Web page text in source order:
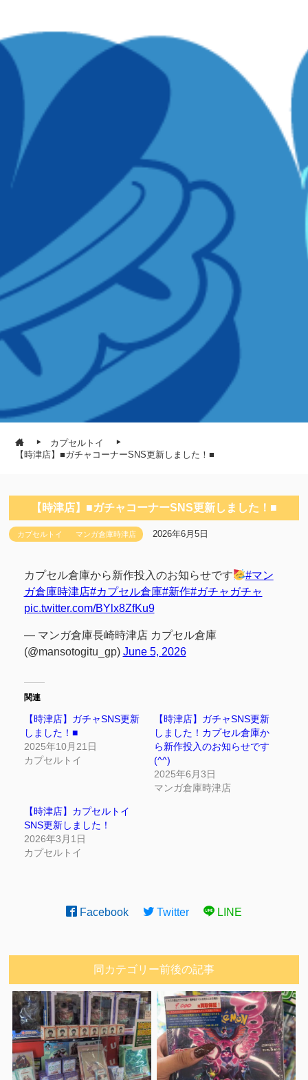
カプセルトイ
【時津店】■ガチャコーナーSNS更新しました！■
【時津店】■ガチャコーナーSNS更新しました！■
カプセルトイ マンガ倉庫時津店 2026年6月5日
カプセル倉庫から新作投入のお知らせです
#マン
ガ倉庫時津店#カプセル倉庫#新作#ガチャガチャ
pic.twitter.com/BYlx8ZfKu9
— マンガ倉庫長崎時津店 カプセル倉庫
(@mansotogitu_gp) June 5, 2026
関連
【時津店】ガチャSNS更新
しました！■
2025年10月21日
カプセルトイ
【時津店】ガチャSNS更新
しました！カプセル倉庫か
ら新作投入のお知らせです
(^^)
2025年6月3日
マンガ倉庫時津店
【時津店】カプセルトイ
SNS更新しました！
2026年3月1日
カプセルトイ
Facebook Twitter LINE
同カテゴリー前後の記事